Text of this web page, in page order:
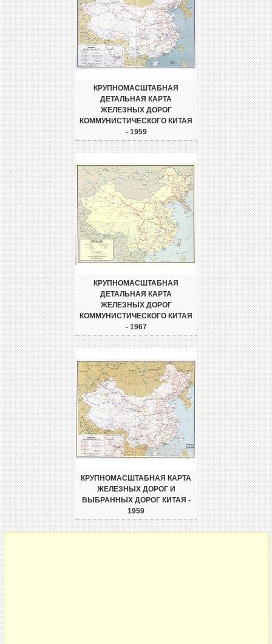
КРУПНОМАСШТАБНАЯ
ДЕТАЛЬНАЯ КАРТА
ЖЕЛЕЗНЫХ ДОРОГ
КОММУНИСТИЧЕСКОГО КИТАЯ
- 1959
КРУПНОМАСШТАБНАЯ
ДЕТАЛЬНАЯ КАРТА
ЖЕЛЕЗНЫХ ДОРОГ
КОММУНИСТИЧЕСКОГО КИТАЯ
- 1967
КРУПНОМАСШТАБНАЯ КАРТА
ЖЕЛЕЗНЫХ ДОРОГ И
ВЫБРАННЫХ ДОРОГ КИТАЯ -
1959